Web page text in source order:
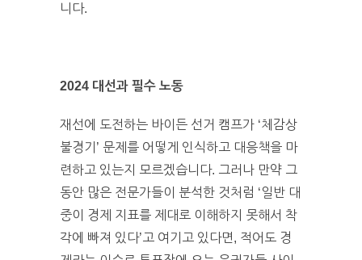
니다.
2024 대선과 필수 노동
재선에 도전하는 바이든 선거 캠프가 ‘체감상
불경기’ 문제를 어떻게 인식하고 대응책을 마
련하고 있는지 모르겠습니다. 그러나 만약 그
동안 많은 전문가들이 분석한 것처럼 ‘일반 대
중이 경제 지표를 제대로 이해하지 못해서 착
각에 빠져 있다’고 여기고 있다면, 적어도 경